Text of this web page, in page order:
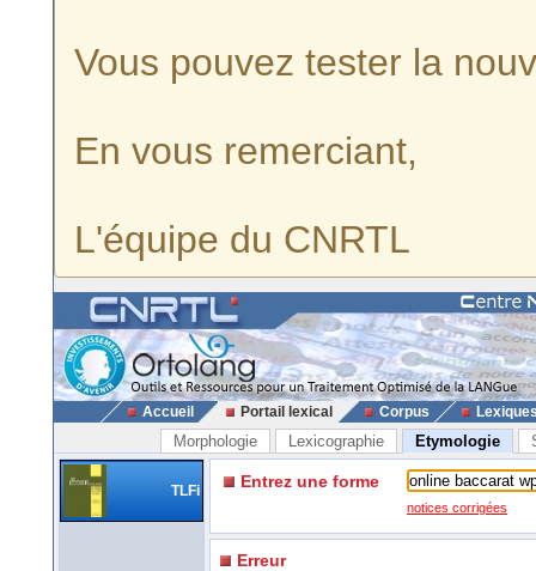
Vous pouvez tester la
En vous remerciant,
L'équipe du CNRTL
Accueil Portail lexical Corpus
Morphologie Lexicographie Etymologie
TLFi Entrez une forme
notices corrigées
Erreur